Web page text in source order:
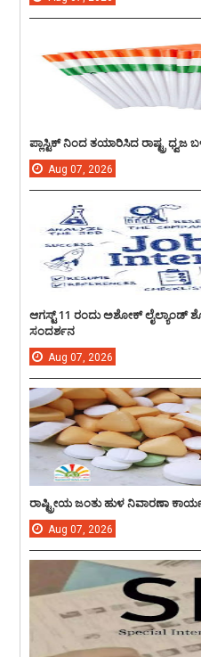
ಪ್ಲಾಸ್ಟಿಕ್ ನಿಂದ ತಯಾರಿಸಿದ ರಾಷ್ಟ್ರ
Aug 07, 2026
ಆಗಸ್ಟ್ 11 ರಂದು ಅಶೋಕ್
ಸಂದರ್ಶನ
Aug 07, 2026
ರಾಷ್ಟ್ರೀಯ ಜಂತು ಹುಳ ನಿವಾರಣಾ
Aug 07, 2026